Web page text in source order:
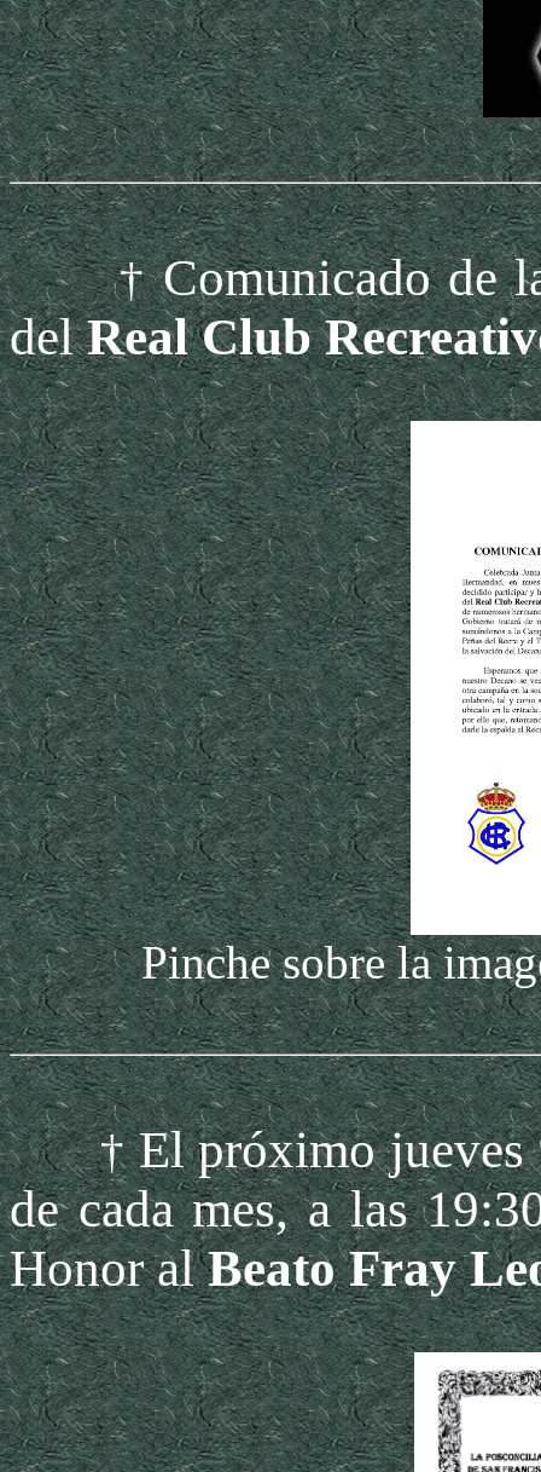
† Comunicado de
delReal Club
Pinche sobre la
† El próximo jueves
de cada mes, a las
Honor alBeato Fray